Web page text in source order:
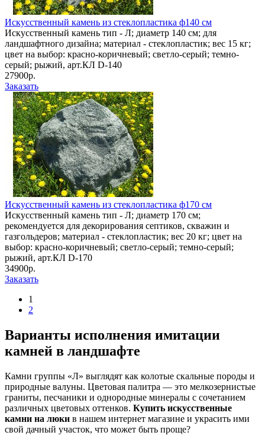
Искусственный камень из стеклопластика ф140 см
Искусственный камень тип - Л; диаметр 140 см; для
ландшафтного дизайна; материал - стеклопластик; вес 15 кг;
цвет на выбор: красно-коричневый; светло-серый; темно-
серый; рыжий, арт.КЛ D-140
27900р.
Заказать
Искусственный камень из стеклопластика ф170 см
Искусственный камень тип - Л; диаметр 170 см;
рекомендуется для декорирования септиков, скважин и
газгольдеров; материал - стеклопластик; вес 20 кг; цвет на
выбор: красно-коричневый; светло-серый; темно-серый;
рыжий, арт.КЛ D-170
34900р.
Заказать
1
2
Варианты исполнения имитации
камней в ландшафте
Камни группы «Л» выглядят как колотые скальные породы и
природные валуны. Цветовая палитра — это мелкозернистые
граниты, песчаники и однородные минералы с сочетанием
различных цветовых оттенков. Купить искусственные
камни на люки в нашем интернет магазине и украсить ими
свой дачный участок, что может быть проще?